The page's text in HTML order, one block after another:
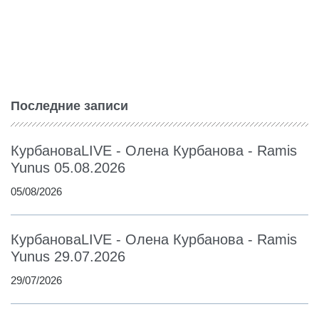
Последние записи
КурбановаLIVE - Олена Курбанова - Ramis
Yunus 05.08.2026
05/08/2026
КурбановаLIVE - Олена Курбанова - Ramis
Yunus 29.07.2026
29/07/2026